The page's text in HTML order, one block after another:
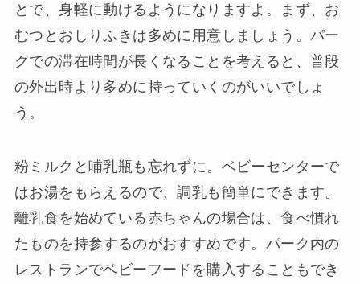
とで、身軽に動けるようになりますよ。まず、お
むつとおしりふきは多めに用意しましょう。パー
クでの滞在時間が長くなることを考えると、普段
の外出時より多めに持っていくのがいいでしょ
う。
粉ミルクと哺乳瓶も忘れずに。ベビーセンターで
はお湯をもらえるので、調乳も簡単にできます。
離乳食を始めている赤ちゃんの場合は、食べ慣れ
たものを持参するのがおすすめです。パーク内の
レストランでベビーフードを購入することもでき